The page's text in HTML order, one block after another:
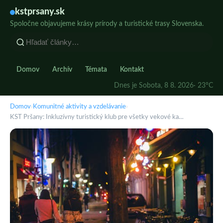
kstprsany.sk
Spoločne objavujeme krásy prírody a turistické trasy Slovenska.
Domov Archív Témata Kontakt
Dnes je Sobota, 8 8. 2026· 23°C
Domov› Komunitné aktivity a vzdelávanie›
KST Pršany: Inkluzívny turistický klub pre všetky vekové ka…